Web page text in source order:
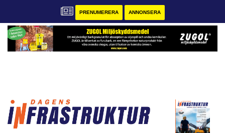
PRENUMERERA ANNONSERA